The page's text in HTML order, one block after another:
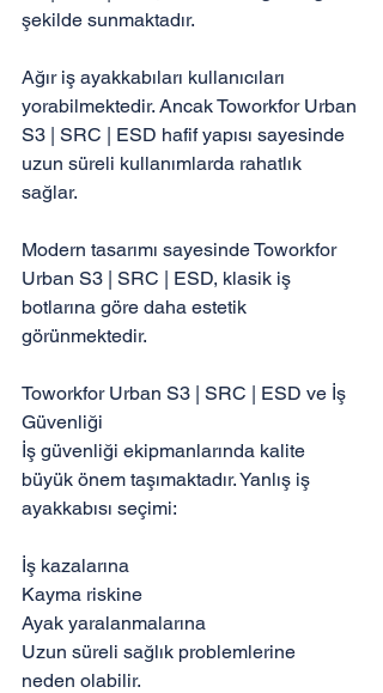
şekilde sunmaktadır.
Ağır iş ayakkabıları kullanıcıları
yorabilmektedir. Ancak Toworkfor Urban
S3 | SRC | ESD hafif yapısı sayesinde
uzun süreli kullanımlarda rahatlık
sağlar.
Modern tasarımı sayesinde Toworkfor
Urban S3 | SRC | ESD, klasik iş
botlarına göre daha estetik
görünmektedir.
Toworkfor Urban S3 | SRC | ESD ve İş
Güvenliği
İş güvenliği ekipmanlarında kalite
büyük önem taşımaktadır. Yanlış iş
ayakkabısı seçimi:
İş kazalarına
Kayma riskine
Ayak yaralanmalarına
Uzun süreli sağlık problemlerine
neden olabilir.